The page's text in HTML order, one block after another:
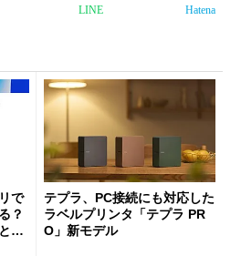
LINE Hatena
で
？
テプラ、PC接続にも対応した
ラベルプリンタ「テプラ PR
O」新モデル